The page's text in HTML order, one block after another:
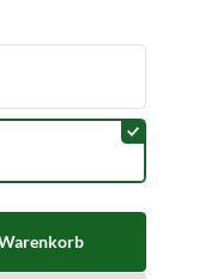
Wert ein